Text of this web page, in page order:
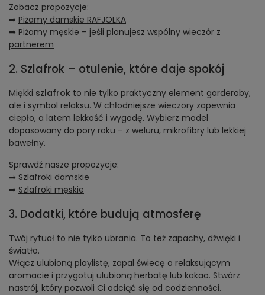
Zobacz propozycje:
➡ Piżamy damskie RAFJOLKA
➡ Piżamy męskie – jeśli planujesz wspólny wieczór z
partnerem
2. Szlafrok – otulenie, które daje spokój
Miękki szlafrok to nie tylko praktyczny element garderoby,
ale i symbol relaksu. W chłodniejsze wieczory zapewnia
ciepło, a latem lekkość i wygodę. Wybierz model
dopasowany do pory roku – z weluru, mikrofibry lub lekkiej
bawełny.
Sprawdź nasze propozycje:
➡ Szlafroki damskie
➡ Szlafroki męskie
3. Dodatki, które budują atmosferę
Twój rytuał to nie tylko ubrania. To też zapachy, dźwięki i
światło.
Włącz ulubioną playlistę, zapal świecę o relaksującym
aromacie i przygotuj ulubioną herbatę lub kakao. Stwórz
nastrój, który pozwoli Ci odciąć się od codzienności.